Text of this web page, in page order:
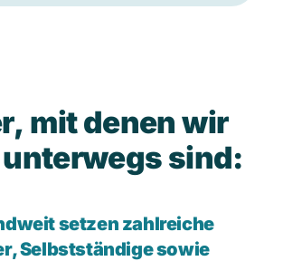
r, mitdenen wir
unterwegs sind:
setzen zahlreiche
Selbstständige sowie